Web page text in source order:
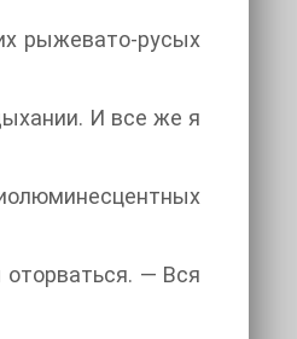
рыжевато-русых
И все же я
— Вся